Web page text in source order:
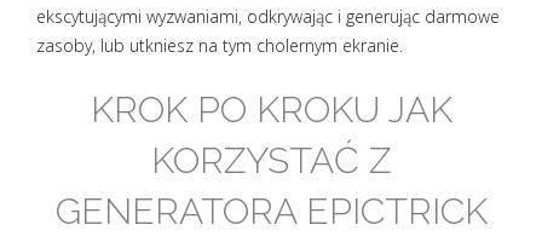
ekscytującymi wyzwaniami, odkrywając i generując darmowe
zasoby, lub utkniesz na tym cholernym ekranie.
KROK PO KROKU JAK
KORZYSTAĆ Z
GENERATORA EPICTRICK